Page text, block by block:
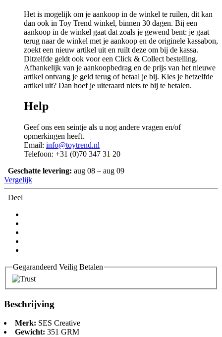
Het is mogelijk om je aankoop in de winkel te ruilen, dit kan
dan ook in Toy Trend winkel, binnen 30 dagen. Bij een
aankoop in de winkel gaat dat zoals je gewend bent: je gaat
terug naar de winkel met je aankoop en de originele kassabon,
zoekt een nieuw artikel uit en ruilt deze om bij de kassa.
Ditzelfde geldt ook voor een Click & Collect bestelling.
Afhankelijk van je aankoopbedrag en de prijs van het nieuwe
artikel ontvang je geld terug of betaal je bij. Kies je hetzelfde
artikel uit? Dan hoef je uiteraard niets te bij te betalen.
Help
Geef ons een seintje als u nog andere vragen en/of
opmerkingen heeft.
Email: info@toytrend.nl
Telefoon: +31 (0)70 347 31 20
Geschatte levering: aug 08 – aug 09
Vergelijk
Deel
Gegarandeerd Veilig Betalen
Beschrijving
Merk: SES Creative
Gewicht: 351 GRM